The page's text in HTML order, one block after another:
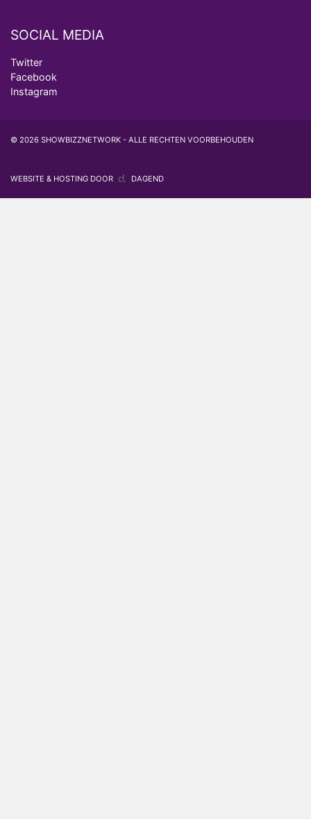
SOCIAL MEDIA
Twitter
Facebook
Instagram
© 2026 SHOWBIZZNETWORK - ALLE RECHTEN VOORBEHOUDEN
WEBSITE & HOSTING DOOR DAGEND